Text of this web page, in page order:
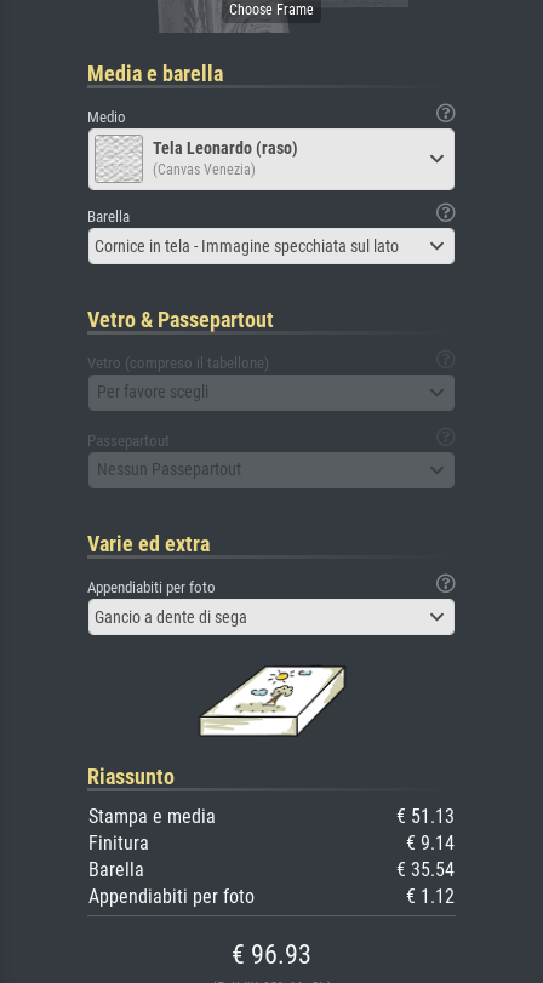
Media e barella
Medio
Tela Leonardo (raso)
(Canvas Venezia)
Barella
Cornice in tela - Immagine specchiata sul lato
Vetro & Passepartout
Vetro (compreso il tabellone)
Per favore scegli
Passepartout
Nessun Passepartout
Varie ed extra
Appendiabiti per foto
Gancio a dente di sega
Riassunto
Stampa e media
€ 51.13
Finitura
€ 9.14
Barella
€ 35.54
Appendiabiti per foto
€ 1.12
€ 96.93